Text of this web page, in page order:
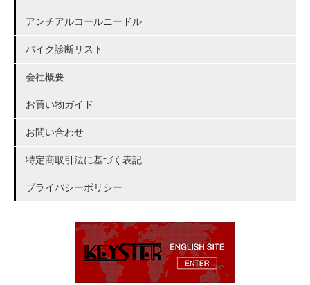
アンチアルコールニードル
バイク診断リスト
会社概要
お買い物ガイド
お問い合わせ
特定商取引法に基づく表記
プライバシーポリシー